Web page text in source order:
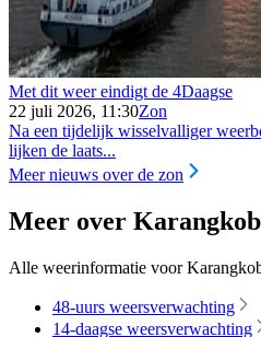
Met dit weer eindigt de 4Daagse
22 juli 2026, 11:30Zon
Na een tijdelijk wisselvalliger
lijken de laats...
Meer nieuws over de zon
Meer over
Alle weerinformatie voor
48-uurs weersverwachting
14-daagse weersverwachting